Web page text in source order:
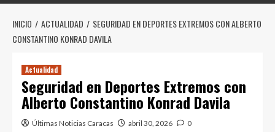
INICIO ACTUALIDAD
SEGURIDAD EN DEPORTES EXTREMOS CON ALBERTO
CONSTANTINO KONRAD DAVILA
Actualidad
Seguridad en Deportes Extremos con
Alberto Constantino Konrad Davila
Últimas Noticias Caracas abril 30, 2026 0